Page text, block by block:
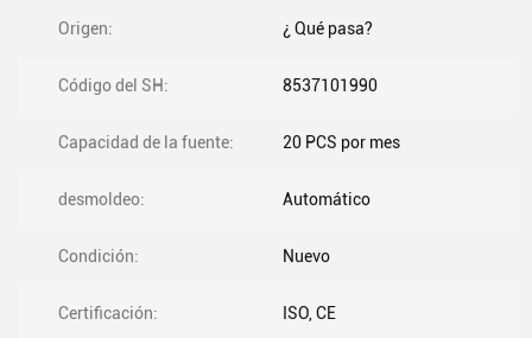
Origen: ¿ Qué pasa?
Código del SH: 8537101990
Capacidad de la fuente: 20 PCS por mes
desmoldeo: Automático
Condición: Nuevo
Certificación: ISO, CE